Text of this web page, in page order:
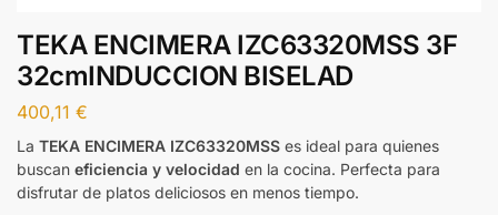
TEKA ENCIMERA IZC63320MSS 3F
32cmINDUCCION BISELAD
400,11 €
La TEKA ENCIMERA IZC63320MSS es ideal para quienes
buscan eficiencia y velocidad en la cocina. Perfecta para
disfrutar de platos deliciosos en menos tiempo.